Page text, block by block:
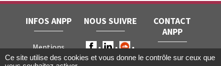
INFOS ANPP
Mentions
légales RGPD
NOUS SUIVRE
CONTACT
ANPP
ANPP • 22, rue
Ce site utilise des cookies et vous donne le contrôle sur ceux que